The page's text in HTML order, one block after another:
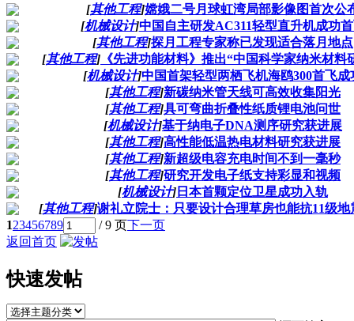
[其他工程]嫦娥二号月球虹湾局部影像图首次公
[机械设计]中国自主研发AC311轻型直升机成功
[其他工程]探月工程专家称已发现适合落月地点
[其他工程] 《先进功能材料》推出“中国科学家纳米材料
[机械设计]中国首架轻型两栖飞机海鸥300首飞成
[其他工程]新碳纳米管天线可高效收集阳光
[其他工程]具可弯曲折叠性纸质锂电池问世
[机械设计]基于纳电子DNA测序研究获进展
[其他工程]高性能低温热电材料研究获进展
[其他工程]新超级电容充电时间不到一毫秒
[其他工程]研究开发电子纸支持彩显和视频
[机械设计] 日本首颗定位卫星成功入轨
[其他工程]谢礼立院士：只要设计合理草房也能抗11级地
123456789 / 9 页下一页
返回首页
快速发帖